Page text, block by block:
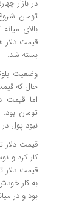
تومان
بسته شد.
وضعیت
تومان بود.
نبود پول در
کار کرد و
به کار
بود و در میانه اول